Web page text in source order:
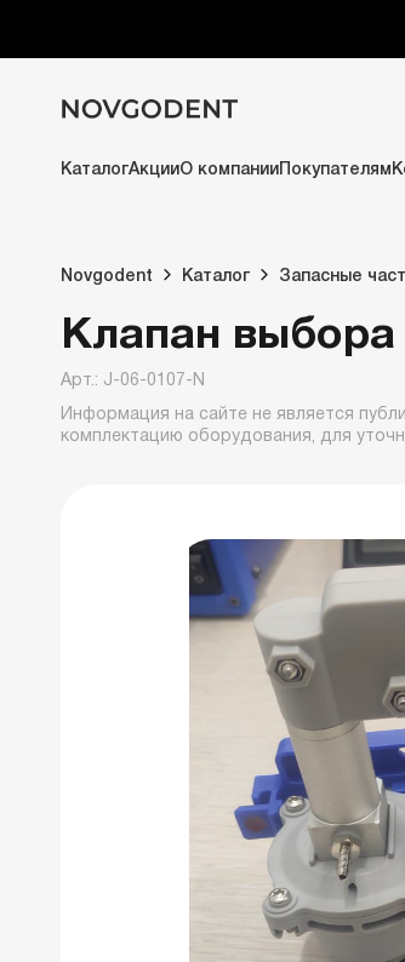
КаталогАкцииО компании Покупателям
Novgodent Каталог Запасные
Клапан выбора
Арт.: J-06-0107-N
Информация на сайте не является
комплектацию оборудования, для